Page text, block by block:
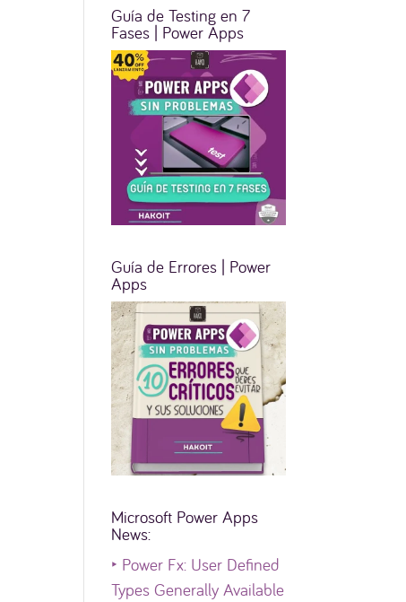
Guía de Testing en 7
Fases | Power Apps
Guía de Errores | Power
Apps
Microsoft Power Apps
News:
‣ Power Fx: User Defined
Types Generally Available